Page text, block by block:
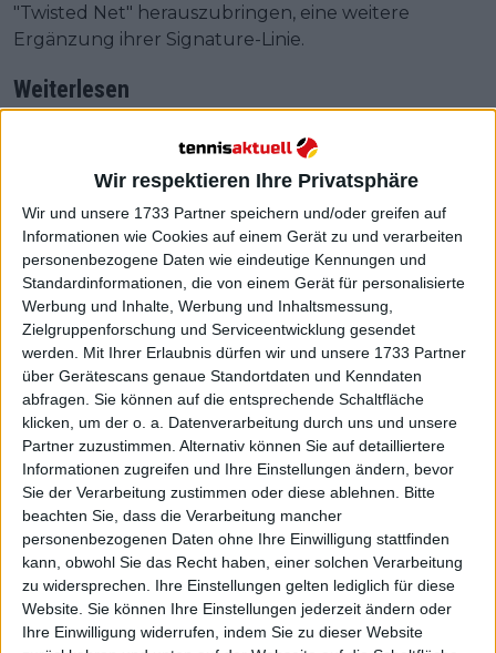
Wir respektieren Ihre Privatsphäre
Wir und unsere 1733 Partner speichern und/oder greifen auf
Informationen wie Cookies auf einem Gerät zu und verarbeiten
personenbezogene Daten wie eindeutige Kennungen und
Standardinformationen, die von einem Gerät für personalisierte
Werbung und Inhalte, Werbung und Inhaltsmessung,
Zielgruppenforschung und Serviceentwicklung gesendet
werden.
Mit Ihrer Erlaubnis dürfen wir und unsere 1733 Partner
über Gerätescans genaue Standortdaten und Kenndaten
abfragen. Sie können auf die entsprechende Schaltfläche
klicken, um der o. a. Datenverarbeitung durch uns und unsere
Partner zuzustimmen. Alternativ können Sie auf detailliertere
Informationen zugreifen und Ihre Einstellungen ändern, bevor
Sie der Verarbeitung zustimmen oder diese ablehnen.
Bitte
beachten Sie, dass die Verarbeitung mancher
personenbezogenen Daten ohne Ihre Einwilligung stattfinden
kann, obwohl Sie das Recht haben, einer solchen Verarbeitung
zu widersprechen. Ihre Einstellungen gelten lediglich für diese
Website. Sie können Ihre Einstellungen jederzeit ändern oder
Ihre Einwilligung widerrufen, indem Sie zu dieser Website
"Twisted Net" herauszubringen, eine weitere
Ergänzung ihrer Signature-Linie.
Weiterlesen
"Amerikanische Frauen haben
eine Menge Potenzial": Roddick
freut sich darauf, Gauff und
Pegula in Roland Garros zu sehen